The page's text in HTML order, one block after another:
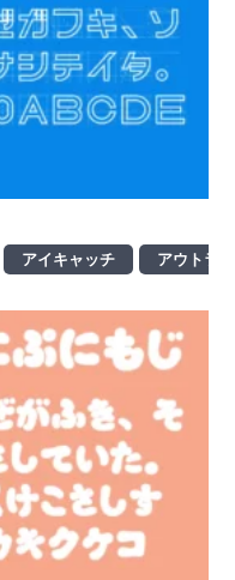
アイキャッチ アウトラ